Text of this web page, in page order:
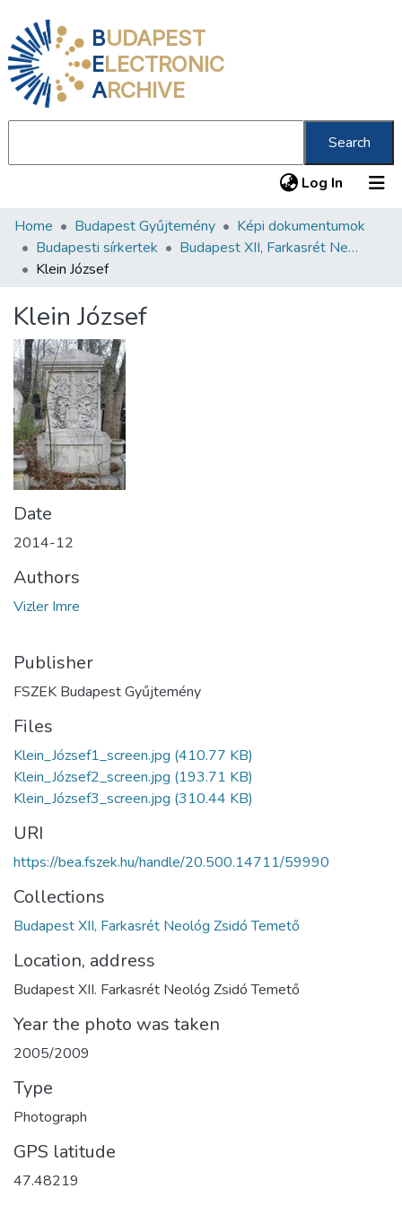
BUDAPEST
ELECTRONIC
ARCHIVE
Search
Log In (current)
Communities & Collections
All of DSpace
About us
Home Budapest Gyűjtemény
Képi dokumentumok
Budapesti sírkertek
Budapest XII, Farkasrét Neológ Zsidó Temető
Klein József
Klein József
Date
2014-12
Authors
Vizler Imre
Publisher
FSZEK Budapest Gyűjtemény
Files
Klein_József1_screen.jpg (410.77 KB)
Klein_József2_screen.jpg (193.71 KB)
Klein_József3_screen.jpg (310.44 KB)
URI
https://bea.fszek.hu/handle/20.500.14711/59990
Collections
Budapest XII, Farkasrét Neológ Zsidó Temető
Location, address
Budapest XII. Farkasrét Neológ Zsidó Temető
Year the photo was taken
2005/2009
Type
Photograph
GPS latitude
47.48219